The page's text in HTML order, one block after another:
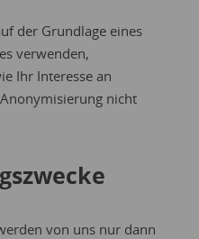
der Grundlage eines
verwenden,
Ihr Interesse an
nicht
von uns nur dann